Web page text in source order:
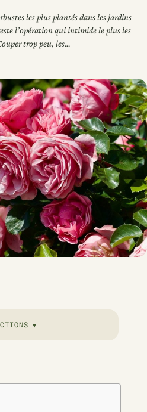
les plus plantés dans les jardins
l’opération qui intimide le plus les
trop peu, les…